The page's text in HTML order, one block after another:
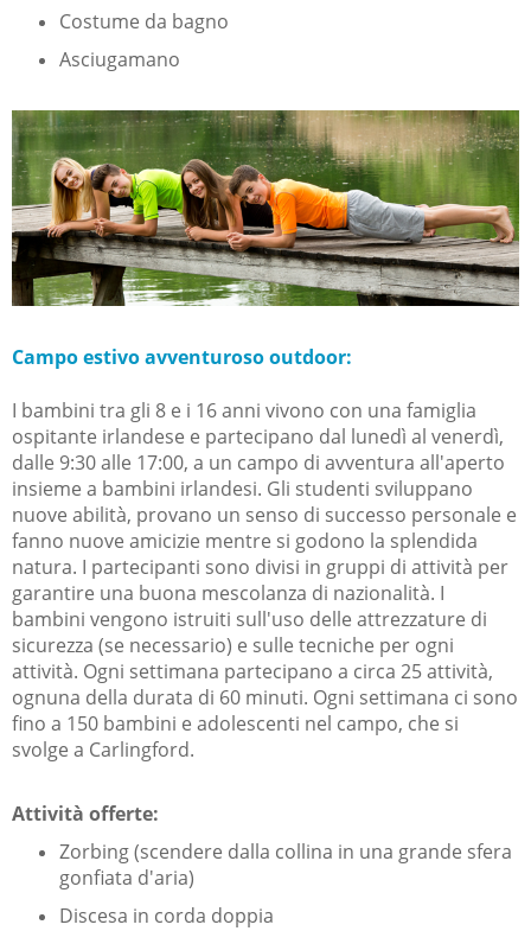
Costume da bagno
Asciugamano
Campo estivo avventuroso outdoor:
I bambini tra gli 8 e i 16 anni vivono con una famiglia
ospitante irlandese e partecipano dal lunedì al venerdì,
dalle 9:30 alle 17:00, a un campo di avventura all'aperto
insieme a bambini irlandesi. Gli studenti sviluppano
nuove abilità, provano un senso di successo personale e
fanno nuove amicizie mentre si godono la splendida
natura. I partecipanti sono divisi in gruppi di attività per
garantire una buona mescolanza di nazionalità. I
bambini vengono istruiti sull'uso delle attrezzature di
sicurezza (se necessario) e sulle tecniche per ogni
attività. Ogni settimana partecipano a circa 25 attività,
ognuna della durata di 60 minuti. Ogni settimana ci sono
fino a 150 bambini e adolescenti nel campo, che si
svolge a Carlingford.
Attività offerte:
Zorbing (scendere dalla collina in una grande sfera
gonfiata d'aria)
Discesa in corda doppia